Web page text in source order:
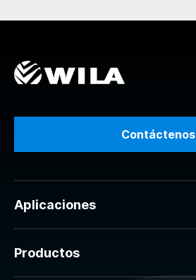
Contáctenos
Aplicaciones
Productos